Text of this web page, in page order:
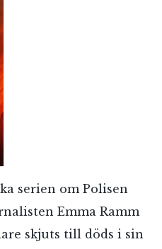
serien om Polisen
Emma Ramm
skjuts till döds i sin